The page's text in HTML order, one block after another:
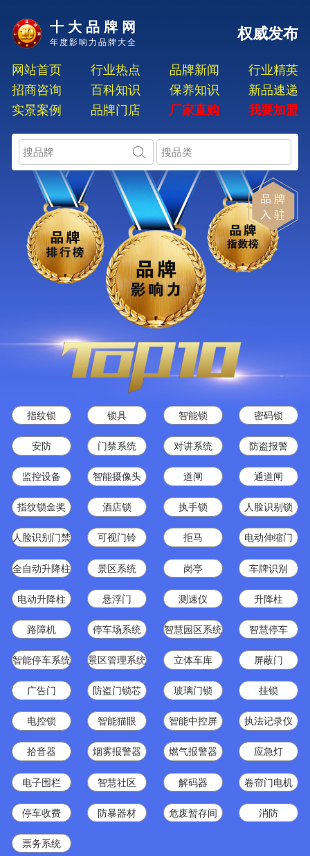
十大品牌网
年度影响力品牌大全
权威发布
网站首页 行业热点 品牌新闻
行业精英
招商咨询
百科知识 保养知识
新品速递
实景案例
品牌门店 厂家直购 我要加盟
指纹锁 锁具 智能锁 密码锁
安防 门禁系统 对讲系统 防盗报警
监控设备 智能摄像头 道闸 通道闸
指纹锁金奖 酒店锁 执手锁 人脸识别锁
人脸识别门禁 可视门铃 拒马 电动伸缩门
全自动升降柱 景区系统 岗亭 车牌识别
电动升降柱 悬浮门 测速仪 升降柱
路障机 停车场系统 智慧园区系统 智慧停车
智能停车系统 景区管理系统 立体车库 屏蔽门
广告门 防盗门锁芯 玻璃门锁 挂锁
电控锁 智能猫眼 智能中控屏 执法记录仪
拾音器 烟雾报警器 燃气报警器 应急灯
电子围栏 智慧社区 解码器 卷帘门电机
停车收费 防暴器材 危废暂存间 消防
票务系统